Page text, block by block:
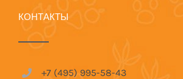
КОНТАКТЫ
+7 (495) 995-58-43